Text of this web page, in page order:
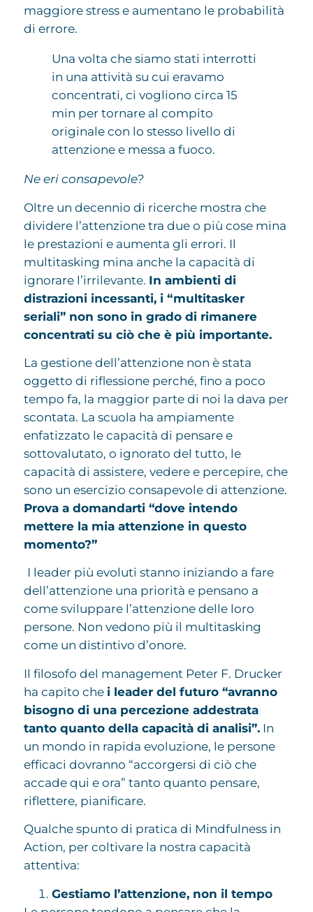
maggiore stress e aumentano le probabilità
di errore.
Una volta che siamo stati interrotti
in una attività su cui eravamo
concentrati, ci vogliono circa 15
min per tornare al compito
originale con lo stesso livello di
attenzione e messa a fuoco.
Ne eri consapevole?
Oltre un decennio di ricerche mostra che
dividere l’attenzione tra due o più cose mina
le prestazioni e aumenta gli errori. Il
multitasking mina anche la capacità di
ignorare l’irrilevante. In ambienti di
distrazioni incessanti, i “multitasker
seriali” non sono in grado di rimanere
concentrati su ciò che è più importante.
La gestione dell’attenzione non è stata
oggetto di riflessione perché, fino a poco
tempo fa, la maggior parte di noi la dava per
scontata. La scuola ha ampiamente
enfatizzato le capacità di pensare e
sottovalutato, o ignorato del tutto, le
capacità di assistere, vedere e percepire, che
sono un esercizio consapevole di attenzione.
Prova a domandarti “dove intendo
mettere la mia attenzione in questo
momento?”
I leader più evoluti stanno iniziando a fare
dell’attenzione una priorità e pensano a
come sviluppare l’attenzione delle loro
persone. Non vedono più il multitasking
come un distintivo d’onore.
Il filosofo del management Peter F. Drucker
ha capito che i leader del futuro “avranno
bisogno di una percezione addestrata
tanto quanto della capacità di analisi”.In
un mondo in rapida evoluzione, le persone
efficaci dovranno “accorgersi di ciò che
accade qui e ora” tanto quanto pensare,
riflettere, pianificare.
Qualche spunto di pratica di Mindfulness in
Action, per coltivare la nostra capacità
attentiva:
Gestiamo l’attenzione, non il tempo